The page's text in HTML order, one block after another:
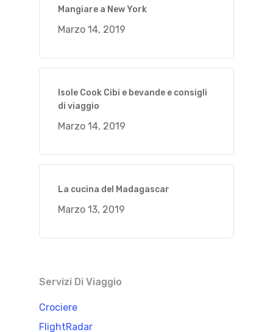
Mangiare a New York
Marzo 14, 2019
Isole Cook Cibi e bevande e consigli
di viaggio
Marzo 14, 2019
La cucina del Madagascar
Marzo 13, 2019
Servizi Di Viaggio
Crociere
FlightRadar